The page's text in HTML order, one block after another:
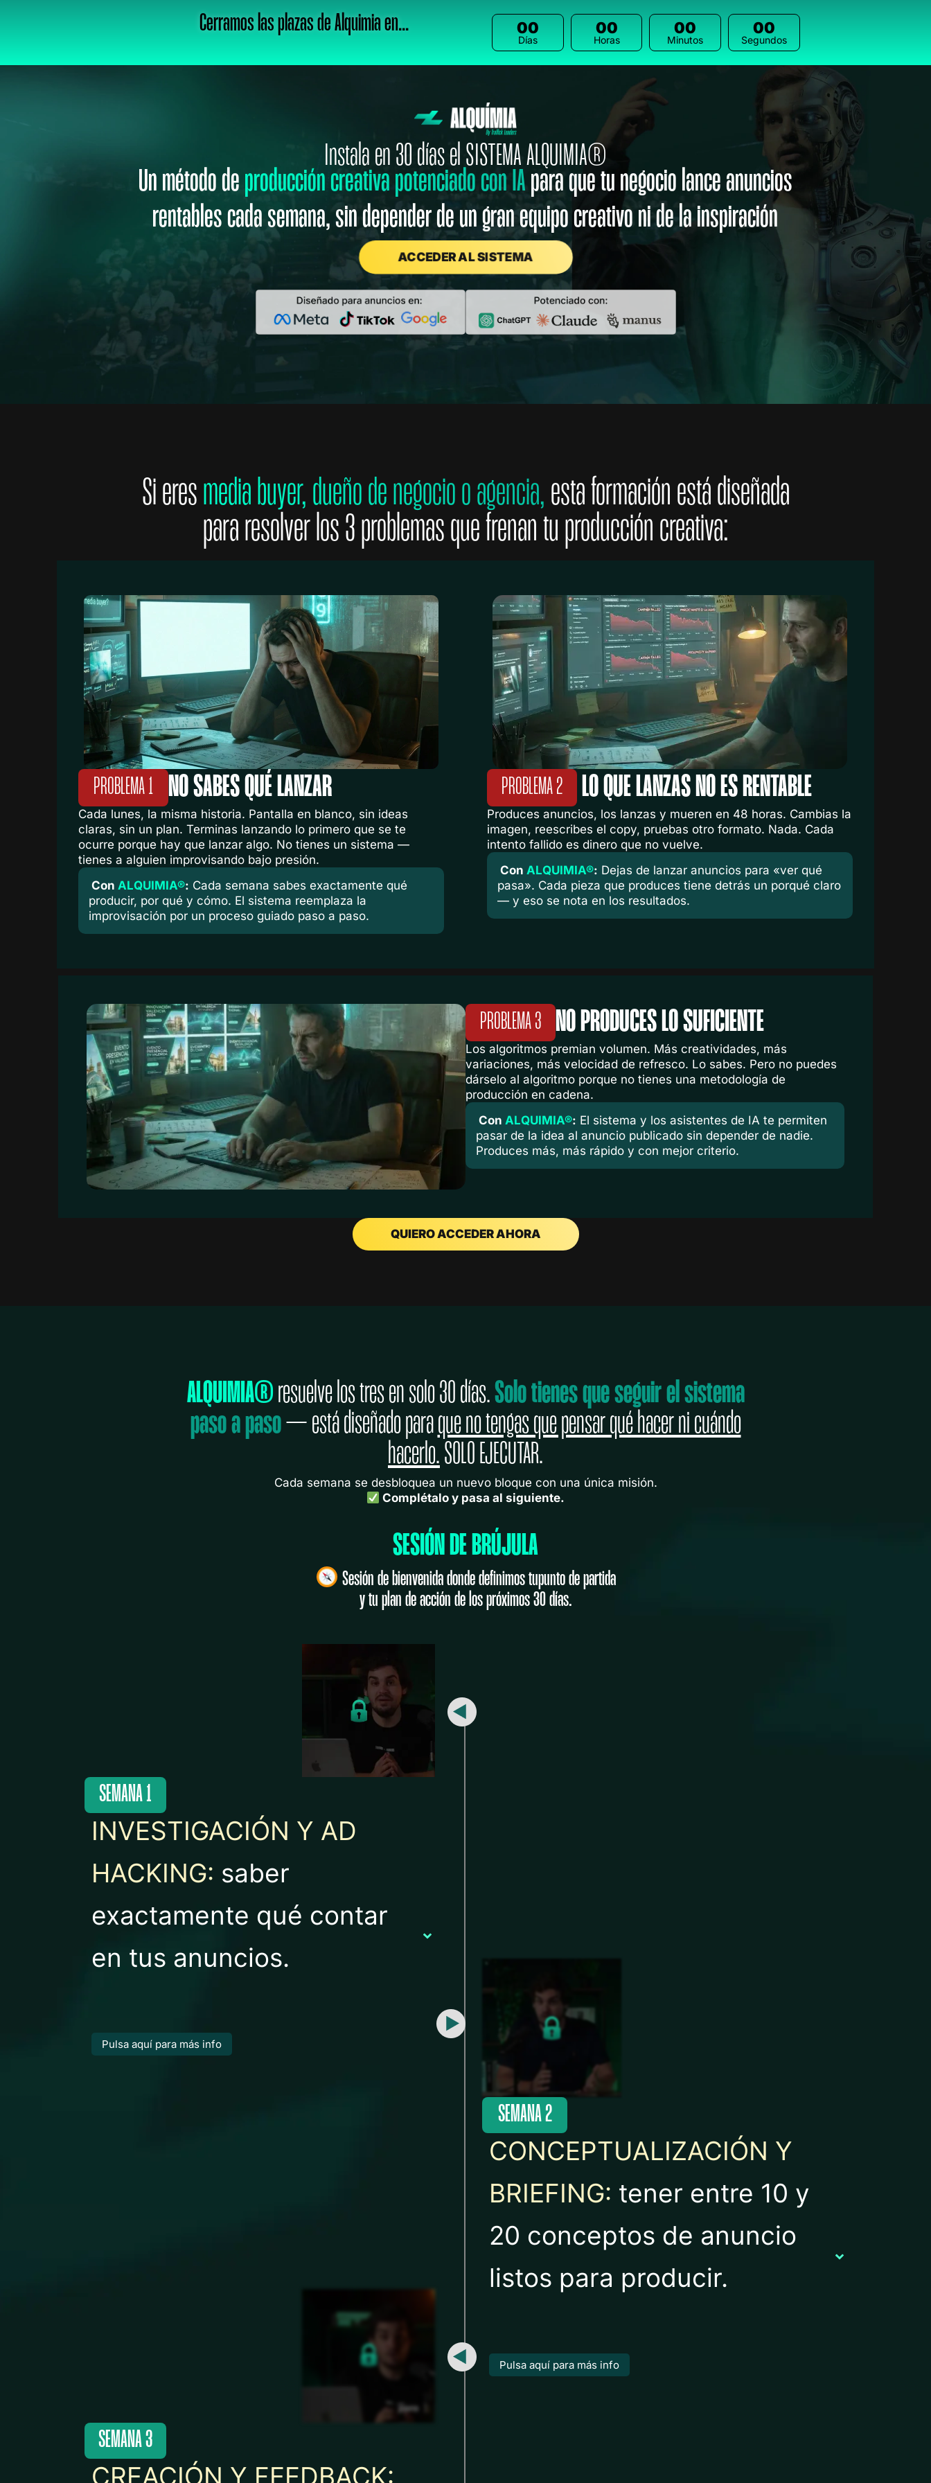
Cerramos las plazas de Alquimia en... 00
Días
00
Horas
00
Minutos
00
Segundos
Instala en 30 días el SISTEMA ALQUIMIA®
Un método de producción creativa potenciado con IA para que tu negocio lance anuncios
rentables cada semana, sin depender de un gran equipo creativo ni de la inspiración
ACCEDER AL SISTEMA
Si eresmedia buyer, dueño de negocio o agencia, esta formación está diseñada
para resolver los 3 problemas que frenan tu producción creativa:
PROBLEMA 1 NO SABES QUÉ LANZAR
Cada lunes, la misma historia. Pantalla en blanco, sin ideas
claras, sin un plan. Terminas lanzando lo primero que se te
ocurre porque hay que lanzar algo. No tienes un sistema —
tienes a alguien improvisando bajo presión.
Con ALQUIMIA®: Cada semana sabes exactamente qué
producir, por qué y cómo. El sistema reemplaza la
improvisación por un proceso guiado paso a paso.
PROBLEMA 2 LO QUE LANZAS NO ES RENTABLE
Produces anuncios, los lanzas y mueren en 48 horas. Cambias la
imagen, reescribes el copy, pruebas otro formato. Nada. Cada
intento fallido es dinero que no vuelve.
Con ALQUIMIA®: Dejas de lanzar anuncios para «ver qué
pasa». Cada pieza que produces tiene detrás un porqué claro
— y eso se nota en los resultados.
PROBLEMA 3 NO PRODUCES LO SUFICIENTE
Los algoritmos premian volumen. Más creatividades, más
variaciones, más velocidad de refresco. Lo sabes. Pero no puedes
dárselo al algoritmo porque no tienes una metodología de
producción en cadena.
Con ALQUIMIA®: El sistema y los asistentes de IA te permiten
pasar de la idea al anuncio publicado sin depender de nadie.
Produces más, más rápido y con mejor criterio.
QUIERO ACCEDER AHORA
ALQUIMIA®resuelve los tres en solo 30 días.Solo tienes que seguir el sistema
paso a paso— está diseñado paraque no tengas que pensar qué hacer ni cuándo
hacerlo.SOLO EJECUTAR.
Cada semana se desbloquea un nuevo bloque con una única misión.
Complétalo y pasa al siguiente.
SESIÓN DE BRÚJULA
Sesión de bienvenida donde definimos tupunto de partida
y tu plan de acción de los próximos 30 días.
SEMANA 1
INVESTIGACIÓN Y AD
HACKING: saber
exactamente qué contar
en tus anuncios.
Pulsa aquí para más info
SEMANA 2
CONCEPTUALIZACIÓN Y
BRIEFING: tener entre 10 y
20 conceptos de anuncio
listos para producir.
Pulsa aquí para más info
SEMANA 3
CREACIÓN Y FEEDBACK: